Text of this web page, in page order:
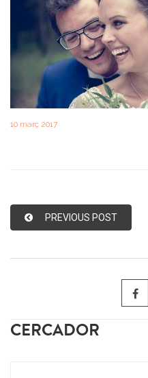
10 març 2017
PREVIOUS POST
CERCADOR